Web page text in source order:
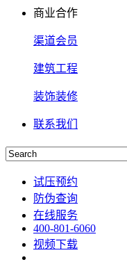
商业合作
渠道会员
建筑工程
装饰装修
联系我们
试压预约
防伪查询
在线服务
400-801-6060
视频下载